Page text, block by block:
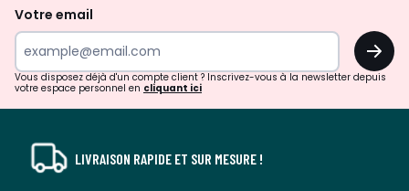
surprises?
Votre email
OK
Vous disposez déjà d'un compte client ? Inscrivez-vous à la newsletter depuis
votre espace personnel en cliquant ici
LIVRAISON RAPIDE ET SUR MESURE !